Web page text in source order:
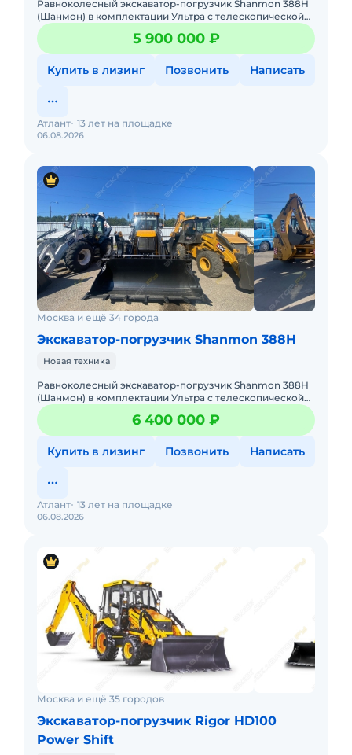
Равноколесный экскаватор-погрузчик Shanmon 388Н
(Шанмон) в комплектации Ультра с телескопической
стрелой, мокрыми мостами CARRARO, поршневым
насосом Hangli и ре5 900 000 ₽
Купить в лизинг Позвонить Написать
06.08.2026
Атлант 13 лет на площадке
Москва и ещё 34 города
Экскаватор-погрузчик Shanmon 388H
Новая техника
Равноколесный экскаватор-погрузчик Shanmon 388Н
(Шанмон) в комплектации Ультра с телескопической
стрелой, мокрыми мостами CARRARO, поршневым
насосом Hangli и ре6 400 000 ₽
Купить в лизинг Позвонить Написать
06.08.2026
Атлант 13 лет на площадке
Москва и ещё 35 городов
Экскаватор-погрузчик Rigor HD100
Power Shift